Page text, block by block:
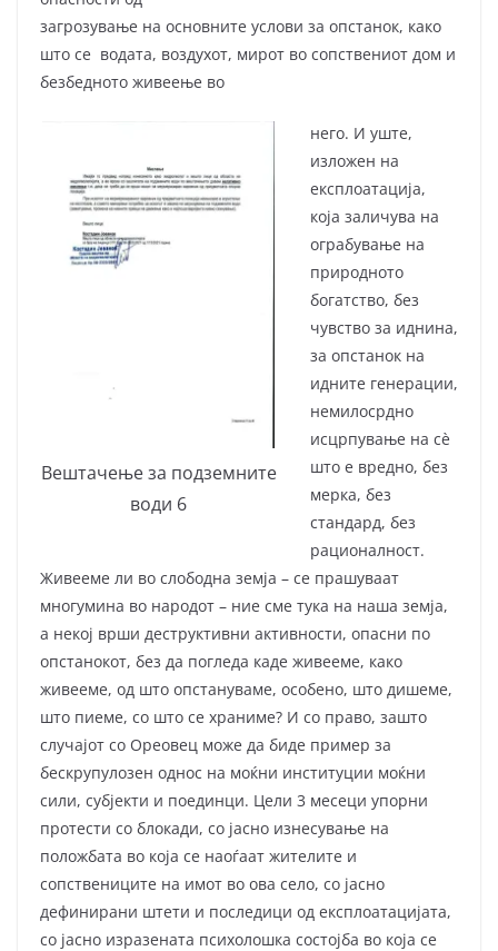
загрозување на основните услови за опстанок, како
што се водата, воздухот, мирот во сопствениот дом и
безбедното живеење во
Вештачење за подземните
води 6
него. И уште,
изложен на
експлоатација,
која заличува на
ограбување на
природното
богатство, без
чувство за иднина,
за опстанок на
идните генерации,
немилосрдно
исцрпување на сè
што е вредно, без
мерка, без
стандард, без
рационалност.
Живееме ли во слободна земја – се прашуваат
многумина во народот – ние сме тука на наша земја,
а некој врши деструктивни активности, опасни по
опстанокот, без да погледа каде живееме, како
живееме, од што опстануваме, особено, што дишеме,
што пиеме, со што се храниме? И со право, зашто
случајот со Ореовец може да биде пример за
бескрупулозен однос на моќни институции моќни
сили, субјекти и поединци. Цели 3 месеци упорни
протести со блокади, со јасно изнесување на
положбата во која се наоѓаат жителите и
сопствениците на имот во ова село, со јасно
дефинирани штети и последици од експлоатацијата,
со јасно изразената психолошка состојба во која се